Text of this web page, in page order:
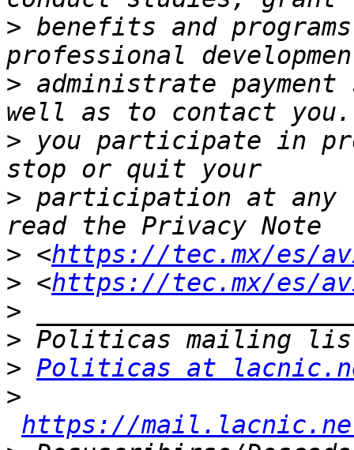
> benefits and
> administrate
> you participate in
> participation at any
> <https://tec.mx/es/
> <https://tec.mx/es/
>
>
> Politicas at
>
https://